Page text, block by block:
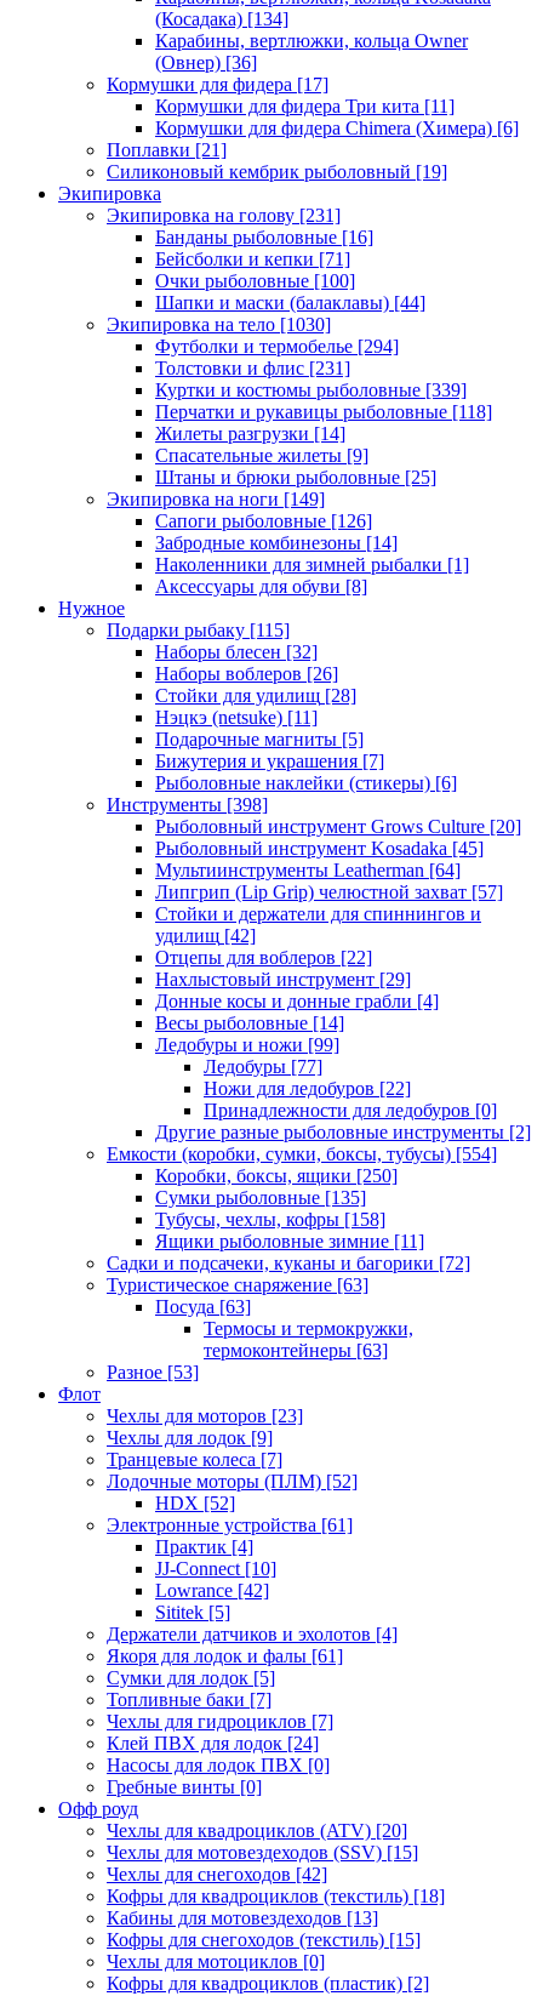
(Косадака) [134]
Карабины, вертлюжки, кольца Owner
(Овнер) [36]
Кормушки для фидера [17]
Кормушки для фидера Три кита [11]
Кормушки для фидера Chimera (Химера) [6]
Поплавки [21]
Силиконовый кембрик рыболовный [19]
Экипировка
Экипировка на голову [231]
Банданы рыболовные [16]
Бейсболки и кепки [71]
Очки рыболовные [100]
Шапки и маски (балаклавы) [44]
Экипировка на тело [1030]
Футболки и термобелье [294]
Толстовки и флис [231]
Куртки и костюмы рыболовные [339]
Перчатки и рукавицы рыболовные [118]
Жилеты разгрузки [14]
Спасательные жилеты [9]
Штаны и брюки рыболовные [25]
Экипировка на ноги [149]
Сапоги рыболовные [126]
Забродные комбинезоны [14]
Наколенники для зимней рыбалки [1]
Аксессуары для обуви [8]
Нужное
Подарки рыбаку [115]
Наборы блесен [32]
Наборы воблеров [26]
Стойки для удилищ [28]
Нэцкэ (netsuke) [11]
Подарочные магниты [5]
Бижутерия и украшения [7]
Рыболовные наклейки (стикеры) [6]
Инструменты [398]
Рыболовный инструмент Grows Culture [20]
Рыболовный инструмент Kosadaka [45]
Мультиинструменты Leatherman [64]
Липгрип (Lip Grip) челюстной захват [57]
Стойки и держатели для спиннингов и
удилищ [42]
Отцепы для воблеров [22]
Нахлыстовый инструмент [29]
Донные косы и донные грабли [4]
Весы рыболовные [14]
Ледобуры и ножи [99]
Ледобуры [77]
Ножи для ледобуров [22]
Принадлежности для ледобуров [0]
Другие разные рыболовные инструменты [2]
Емкости (коробки, сумки, боксы, тубусы) [554]
Коробки, боксы, ящики [250]
Сумки рыболовные [135]
Тубусы, чехлы, кофры [158]
Ящики рыболовные зимние [11]
Садки и подсачеки, куканы и багорики [72]
Туристическое снаряжение [63]
Посуда [63]
Термосы и термокружки,
термоконтейнеры [63]
Разное [53]
Флот
Чехлы для моторов [23]
Чехлы для лодок [9]
Транцевые колеса [7]
Лодочные моторы (ПЛМ) [52]
HDX [52]
Электронные устройства [61]
Практик [4]
JJ-Connect [10]
Lowrance [42]
Sititek [5]
Держатели датчиков и эхолотов [4]
Якоря для лодок и фалы [61]
Сумки для лодок [5]
Топливные баки [7]
Чехлы для гидроциклов [7]
Клей ПВХ для лодок [24]
Насосы для лодок ПВХ [0]
Гребные винты [0]
Офф роуд
Чехлы для квадроциклов (ATV) [20]
Чехлы для мотовездеходов (SSV) [15]
Чехлы для снегоходов [42]
Кофры для квадроциклов (текстиль) [18]
Кабины для мотовездеходов [13]
Кофры для снегоходов (текстиль) [15]
Чехлы для мотоциклов [0]
Кофры для квадроциклов (пластик) [2]